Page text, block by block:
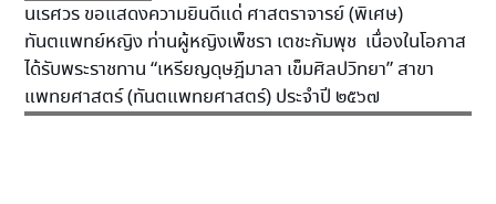
นเรศวร ขอแสดงความยินดีแด่ ศาสตราจารย์ (พิเศษ)
ทันตแพทย์หญิง ท่านผู้หญิงเพ็ชรา เตชะกัมพุช เนื่องในโอกาส
ได้รับพระราชทาน “เหรียญดุษฎีมาลา เข็มศิลปวิทยา” สาขา
แพทยศาสตร์ (ทันตแพทยศาสตร์) ประจำปี ๒๕๖๗